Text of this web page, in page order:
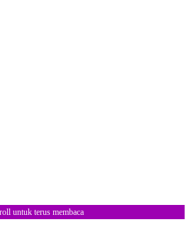
untuk terus membaca